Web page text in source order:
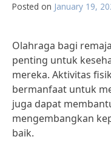
Posted on January 19,
Olahraga bagi
penting untuk
mereka. Aktivitas
bermanfaat untuk
juga dapat
mengembangkan
baik.